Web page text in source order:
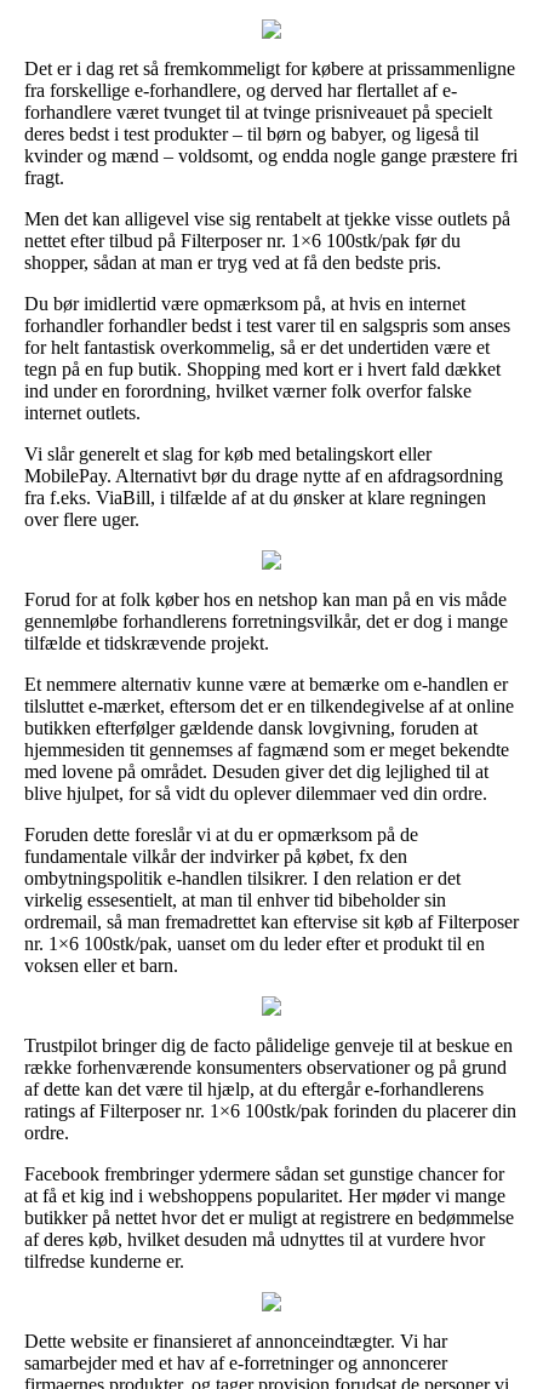
Det er i dag ret så fremkommeligt for købere at prissammenligne
fra forskellige e-forhandlere, og derved har flertallet af e-
forhandlere været tvunget til at tvinge prisniveauet på specielt
deres bedst i test produkter – til børn og babyer, og ligeså til
kvinder og mænd – voldsomt, og endda nogle gange præstere fri
fragt.
Men det kan alligevel vise sig rentabelt at tjekke visse outlets på
nettet efter tilbud på Filterposer nr. 1×6 100stk/pak før du
shopper, sådan at man er tryg ved at få den bedste pris.
Du bør imidlertid være opmærksom på, at hvis en internet
forhandler forhandler bedst i test varer til en salgspris som anses
for helt fantastisk overkommelig, så er det undertiden være et
tegn på en fup butik. Shopping med kort er i hvert fald dækket
ind under en forordning, hvilket værner folk overfor falske
internet outlets.
Vi slår generelt et slag for køb med betalingskort eller
MobilePay. Alternativt bør du drage nytte af en afdragsordning
fra f.eks. ViaBill, i tilfælde af at du ønsker at klare regningen
over flere uger.
Forud for at folk køber hos en netshop kan man på en vis måde
gennemløbe forhandlerens forretningsvilkår, det er dog i mange
tilfælde et tidskrævende projekt.
Et nemmere alternativ kunne være at bemærke om e-handlen er
tilsluttet e-mærket, eftersom det er en tilkendegivelse af at online
butikken efterfølger gældende dansk lovgivning, foruden at
hjemmesiden tit gennemses af fagmænd som er meget bekendte
med lovene på området. Desuden giver det dig lejlighed til at
blive hjulpet, for så vidt du oplever dilemmaer ved din ordre.
Foruden dette foreslår vi at du er opmærksom på de
fundamentale vilkår der indvirker på købet, fx den
ombytningspolitik e-handlen tilsikrer. I den relation er det
virkelig essesentielt, at man til enhver tid bibeholder sin
ordremail, så man fremadrettet kan eftervise sit køb af Filterposer
nr. 1×6 100stk/pak, uanset om du leder efter et produkt til en
voksen eller et barn.
Trustpilot bringer dig de facto pålidelige genveje til at beskue en
række forhenværende konsumenters observationer og på grund
af dette kan det være til hjælp, at du eftergår e-forhandlerens
ratings af Filterposer nr. 1×6 100stk/pak forinden du placerer din
ordre.
Facebook frembringer ydermere sådan set gunstige chancer for
at få et kig ind i webshoppens popularitet. Her møder vi mange
butikker på nettet hvor det er muligt at registrere en bedømmelse
af deres køb, hvilket desuden må udnyttes til at vurdere hvor
tilfredse kunderne er.
Dette website er finansieret af annonceindtægter. Vi har
samarbejder med et hav af e-forretninger og annoncerer
firmaernes produkter, og tager provision forudsat de personer vi